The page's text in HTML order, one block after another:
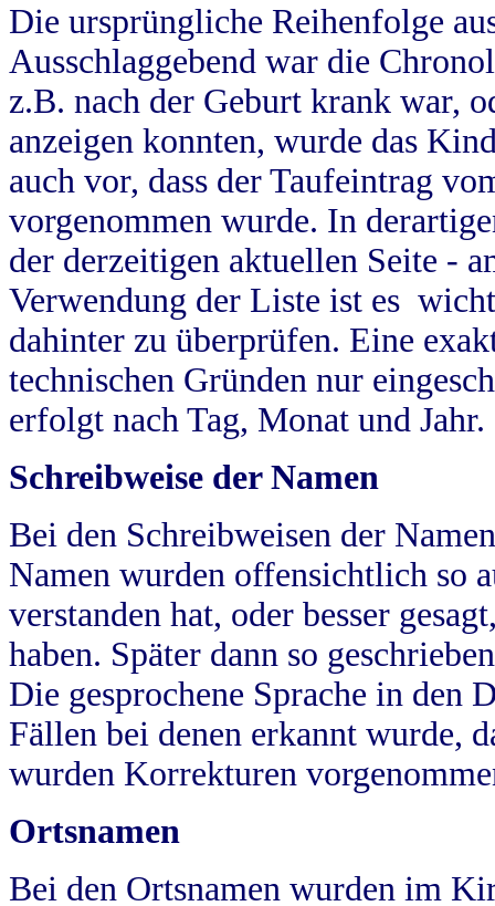
Die ursprüngliche Reihenfolge
Ausschlaggebend war die
z.B. nach der Geburt krank war,
anzeigen konnten, wurde das
auch vor, dass der Taufeintrag
vorgenommen wurde. In
der derzeitigen aktuellen Seite -
Verwendung der Liste ist es
dahinter zu überprüfen. Eine
technischen Gründen nur
erfolgt nach Tag, Monat und Jahr.
Schreibweise der Namen
Bei den Schreibweisen der
Namen wurden offensichtlich so
verstanden hat, oder besser
haben. Später dann so
Die gesprochene Sprache in
Fällen bei denen erkannt wurde,
wurden Korrekturen
Ortsnamen
Bei den Ortsnamen wurden im